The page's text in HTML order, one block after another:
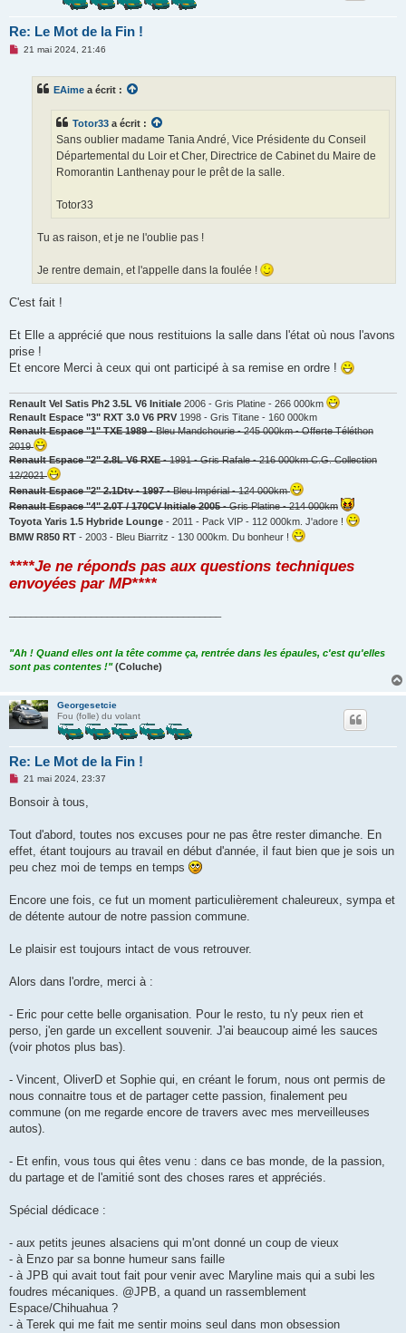
Re: Le Mot de la Fin !
M21 mai 2024, 21:46
EAime a écrit :
Totor33 a écrit :
Sans oublier madame Tania André, Vice Présidente du Conseil
Départemental du Loir et Cher, Directrice de Cabinet du Maire de
Romorantin Lanthenay pour le prêt de la salle.
Totor33
Tu as raison, et je ne l'oublie pas !
Je rentre demain, et l'appelle dans la foulée !
C'est fait !
Et Elle a apprécié que nous restituions la salle dans l'état où nous l'avons
prise !
Et encore Merci à ceux qui ont participé à sa remise en ordre !
Renault Vel Satis Ph2 3.5L V6 Initiale 2006 - Gris Platine - 266 000km
Renault Espace "3" RXT 3.0 V6 PRV 1998 - Gris Titane - 160 000km
Renault Espace "1" TXE 1989- Bleu Mandchourie - 245 000km - Offerte Téléthon
2019
Renault Espace "2" 2.8L V6 RXE- 1991 - Gris Rafale - 216 000km C.G. Collection
12/2021
Renault Espace "2" 2.1Dtv - 1997- Bleu Impérial - 124 000km
Renault Espace "4" 2.0T / 170CV Initiale 2005- Gris Platine - 214 000km
Toyota Yaris 1.5 Hybride Lounge - 2011 - Pack VIP - 112 000km. J'adore !
BMW R850 RT - 2003 - Bleu Biarritz - 130 000km. Du bonheur !
****Je ne réponds pas aux questions techniques
envoyées par MP****
"Ah ! Quand elles ont la tête comme ça, rentrée dans les épaules, c'est qu'elles
sont pas contentes !" (Coluche)
Georgesetcie
Fou (folle) du volant
Re: Le Mot de la Fin !
M
s
g
n
o
u
21 mai 2024, 23:37
Bonsoir à tous,
Tout d'abord, toutes nos excuses pour ne pas être rester dimanche. En
effet, étant toujours au travail en début d'année, il faut bien que je sois un
peu chez moi de temps en temps
Encore une fois, ce fut un moment particulièrement chaleureux, sympa et
de détente autour de notre passion commune.
Le plaisir est toujours intact de vous retrouver.
Alors dans l'ordre, merci à :
- Eric pour cette belle organisation. Pour le resto, tu n'y peux rien et
perso, j'en garde un excellent souvenir. J'ai beaucoup aimé les sauces
(voir photos plus bas).
- Vincent, OliverD et Sophie qui, en créant le forum, nous ont permis de
nous connaitre tous et de partager cette passion, finalement peu
commune (on me regarde encore de travers avec mes merveilleuses
autos).
- Et enfin, vous tous qui êtes venu : dans ce bas monde, de la passion,
du partage et de l'amitié sont des choses rares et appréciés.
Spécial dédicace :
- aux petits jeunes alsaciens qui m'ont donné un coup de vieux
- à Enzo par sa bonne humeur sans faille
- à JPB qui avait tout fait pour venir avec Maryline mais qui a subi les
foudres mécaniques. @JPB, a quand un rassemblement
Espace/Chihuahua ?
- à Terek qui me fait me sentir moins seul dans mon obsession